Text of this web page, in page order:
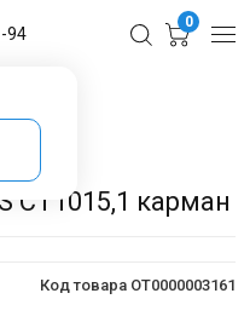
94
0
CT1015,1 карман
Код товара OT0000003161